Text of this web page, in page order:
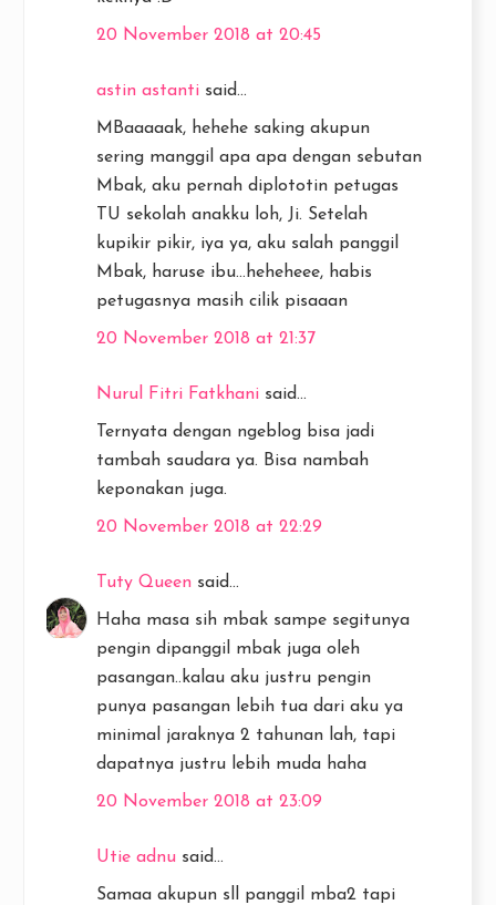
20 November 2018 at 20:45
astin astanti said...
MBaaaaak, hehehe saking akupun
sering manggil apa apa dengan sebutan
Mbak, aku pernah diplototin petugas
TU sekolah anakku loh, Ji. Setelah
kupikir pikir, iya ya, aku salah panggil
Mbak, haruse ibu...heheheee, habis
petugasnya masih cilik pisaaan
20 November 2018 at 21:37
Nurul Fitri Fatkhani said...
Ternyata dengan ngeblog bisa jadi
tambah saudara ya. Bisa nambah
keponakan juga.
20 November 2018 at 22:29
Tuty Queen said...
Haha masa sih mbak sampe segitunya
pengin dipanggil mbak juga oleh
pasangan..kalau aku justru pengin
punya pasangan lebih tua dari aku ya
minimal jaraknya 2 tahunan lah, tapi
dapatnya justru lebih muda haha
20 November 2018 at 23:09
Utie adnu said...
Samaa akupun sll panggil mba2 tapi